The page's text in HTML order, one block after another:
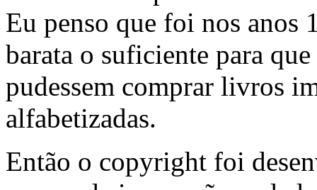
Eu penso que foi nos anos
barata o suficiente para
pudessem comprar livros
alfabetizadas.
Então o copyright foi